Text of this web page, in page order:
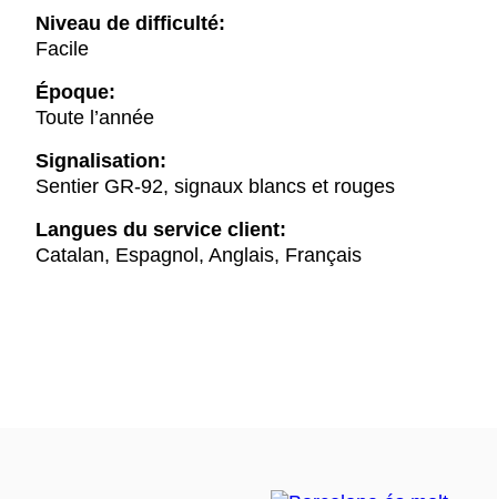
Niveau de difficulté:
Facile
Époque:
Toute l’année
Signalisation:
Sentier GR-92, signaux blancs et rouges
Langues du service client:
Catalan, Espagnol, Anglais, Français